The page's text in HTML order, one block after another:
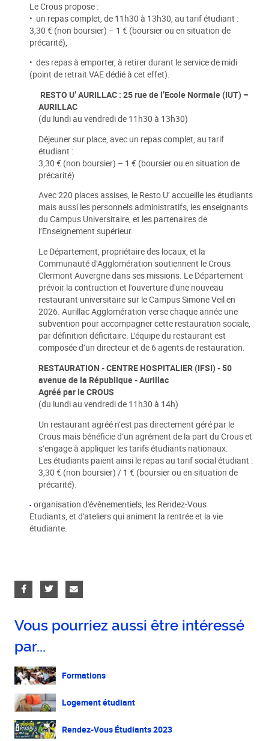
Le Crous propose :
• un repas complet, de 11h30 à 13h30, au tarif étudiant :
3,30 € (non boursier) – 1 € (boursier ou en situation de
précarité),
• des repas à emporter, à retirer durant le service de midi
(point de retrait VAE dédié à cet effet).
RESTO U’ AURILLAC : 25 rue de l’Ecole Normale (IUT) –
AURILLAC
(du lundi au vendredi de 11h30 à 13h30)
Déjeuner sur place, avec un repas complet, au tarif
étudiant :
3,30 € (non boursier) – 1 € (boursier ou en situation de
précarité)
Avec 220 places assises, le Resto U’ accueille les étudiants
mais aussi les personnels administratifs, les enseignants
du Campus Universitaire, et les partenaires de
l’Enseignement supérieur.
Le Département, propriétaire des locaux, et la
Communauté d’Agglomération soutiennent le Crous
Clermont Auvergne dans ses missions. Le Département
prévoir la contruction et l'ouverture d'une nouveau
restaurant universitaire sur le Campus Simone Veil en
2026. Aurillac Agglomération verse chaque année une
subvention pour accompagner cette restauration sociale,
par définition déficitaire. L'équipe du restaurant est
composée d’un directeur et de 6 agents de restauration.
RESTAURATION - CENTRE HOSPITALIER (IFSI) - 50
avenue de la République - Aurillac
Agréé par le CROUS
(du lundi au vendredi de 11h30 à 14h)
Un restaurant agréé n’est pas directement géré par le
Crous mais bénéficie d’un agrément de la part du Crous et
s’engage à appliquer les tarifs étudiants nationaux.
Les étudiants paient ainsi le repas au tarif social étudiant :
3,30 € (non boursier) / 1 € (boursier ou en situation de
précarité).
organisation d'évènementiels, les Rendez-Vous
Etudiants, et d'ateliers qui animent la rentrée et la vie
étudiante.
Vous pourriez aussi être intéressé
par...
Formations
Logement étudiant
Rendez-Vous Étudiants 2023